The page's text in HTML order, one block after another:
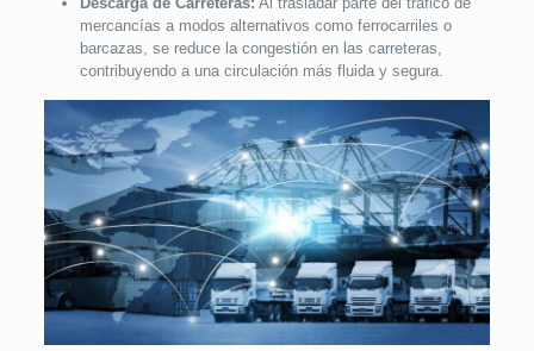
mercancías a modos alternativos como ferrocarriles o
barcazas, se reduce la congestión en las carreteras,
contribuyendo a una circulación más fluida y segura.